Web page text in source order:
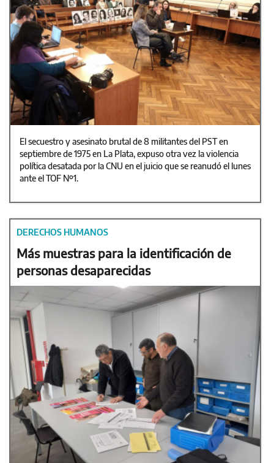
El secuestro y asesinato brutal de 8 militantes del PST en
septiembre de 1975 en La Plata, expuso otra vez la violencia
política desatada por la CNU en el juicio que se reanudó el lunes
ante el TOF Nº1.
DERECHOS HUMANOS
Más muestras para la identificación de
personas desaparecidas